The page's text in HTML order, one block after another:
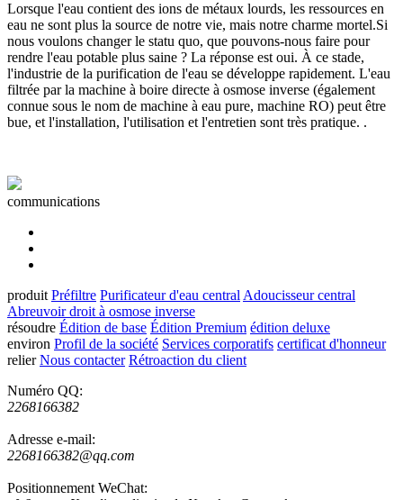
Lorsque l'eau contient des ions de métaux lourds, les ressources en
eau ne sont plus la source de notre vie, mais notre charme mortel.Si
nous voulons changer le statu quo, que pouvons-nous faire pour
rendre l'eau potable plus saine ? La réponse est oui. À ce stade,
l'industrie de la purification de l'eau se développe rapidement. L'eau
filtrée par la machine à boire directe à osmose inverse (également
connue sous le nom de machine à eau pure, machine RO) peut être
bue, et l'installation, l'utilisation et l'entretien sont très pratique. .
communications
produit Préfiltre Purificateur d'eau central Adoucisseur central
Abreuvoir droit à osmose inverse
résoudre Édition de base Édition Premium édition deluxe
environ Profil de la société Services corporatifs certificat d'honneur
relier Nous contacter Rétroaction du client
Numéro QQ:
2268166382
Adresse e-mail:
2268166382@qq.com
Positionnement WeChat: